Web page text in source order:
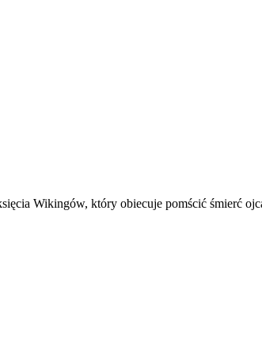
Wikingów, który obiecuje pomścić śmierć